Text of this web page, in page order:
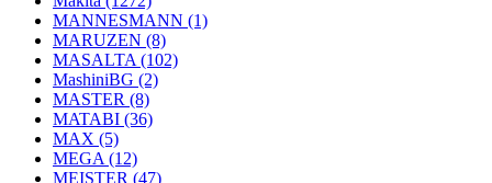
MANNESMANN (1)
MARUZEN (8)
MASALTA (102)
MashiniBG (2)
MASTER (8)
MATABI (36)
MAX (5)
MEGA (12)
MEISTER (47)